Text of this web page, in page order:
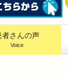
者さんの声
Voice